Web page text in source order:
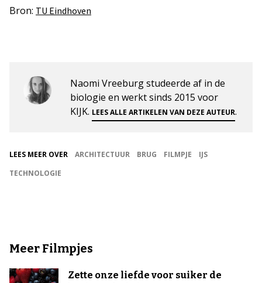
Bron: TU Eindhoven
Naomi Vreeburg studeerde af in de
biologie en werkt sinds 2015 voor
KIJK. LEES ALLE ARTIKELEN VAN DEZE AUTEUR.
LEES MEER OVER ARCHITECTUUR BRUG FILMPJE
IJS
TECHNOLOGIE
Meer Filmpjes
Zette onze liefde voor suiker de